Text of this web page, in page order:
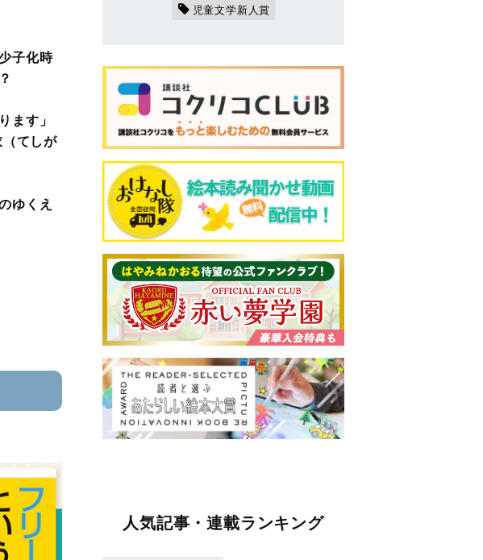
子化時
ます」
てしが
ゆくえ
児童文学新人賞
人気記事・連載ランキング